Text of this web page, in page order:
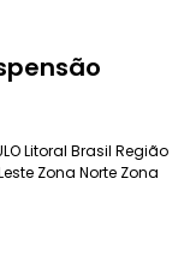
Litoral Brasil Região
Zona Norte Zona